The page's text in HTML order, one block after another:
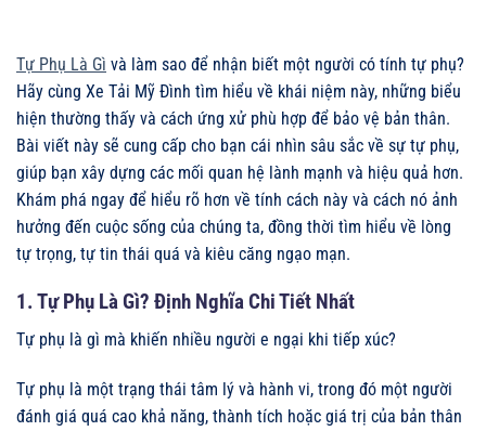
Tự Phụ Là Gì và làm sao để nhận biết một người có tính tự phụ?
Hãy cùng Xe Tải Mỹ Đình tìm hiểu về khái niệm này, những biểu
hiện thường thấy và cách ứng xử phù hợp để bảo vệ bản thân.
Bài viết này sẽ cung cấp cho bạn cái nhìn sâu sắc về sự tự phụ,
giúp bạn xây dựng các mối quan hệ lành mạnh và hiệu quả hơn.
Khám phá ngay để hiểu rõ hơn về tính cách này và cách nó ảnh
hưởng đến cuộc sống của chúng ta, đồng thời tìm hiểu về lòng
tự trọng, tự tin thái quá và kiêu căng ngạo mạn.
1. Tự Phụ Là Gì? Định Nghĩa Chi Tiết Nhất
Tự phụ là gì mà khiến nhiều người e ngại khi tiếp xúc?
Tự phụ là một trạng thái tâm lý và hành vi, trong đó một người
đánh giá quá cao khả năng, thành tích hoặc giá trị của bản thân